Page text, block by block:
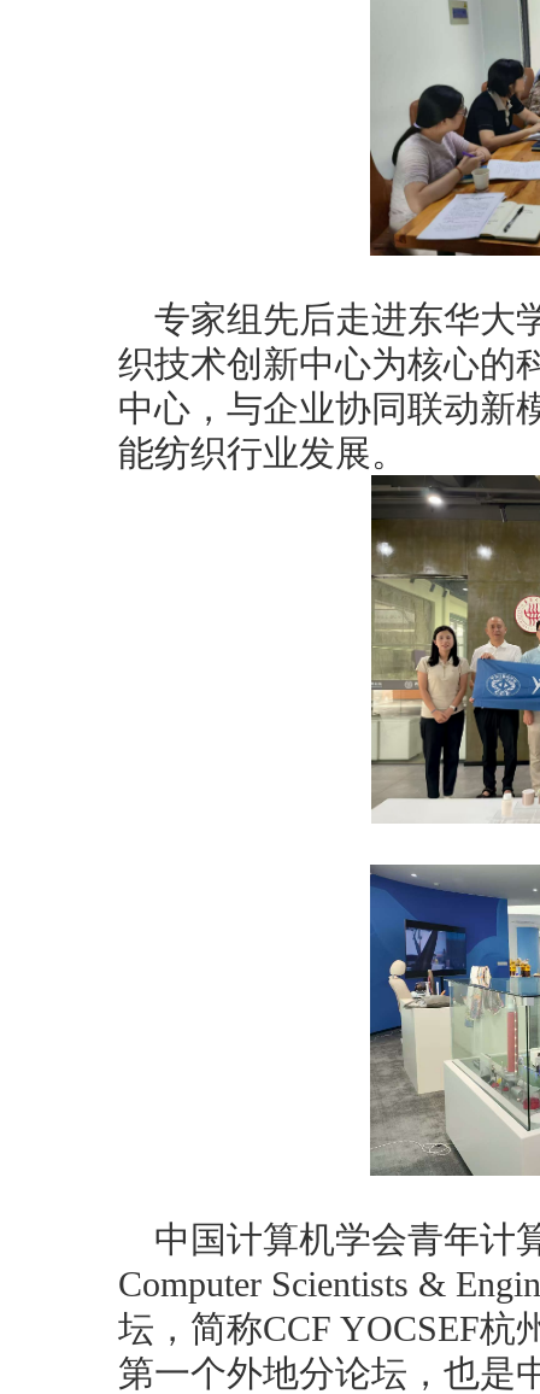
专家组先后走进东华大
织技术创新中心为核心的
中心，与企业协同联动新
能纺织行业发展。
中国计算机学会青年计
Computer Scientists &
坛，简称CCF YOCSEF杭
第一个外地分论坛，也是